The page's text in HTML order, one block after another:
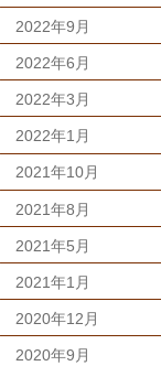
2022年9月
2022年6月
2022年3月
2022年1月
2021年10月
2021年8月
2021年5月
2021年1月
2020年12月
2020年9月